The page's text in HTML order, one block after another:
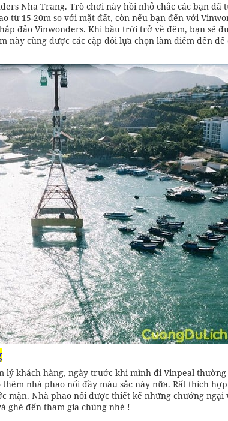
Nha Trang. Trò chơi này hồi nhỏ chắc các bạn đã
từ 15-20m so với mặt đất, còn nếu bạn đến với
đảo Vinwonders. Khi bầu trời trở về đêm, bạn sẽ
này cũng được các cặp đôi lựa chọn làm điểm đến
lý khách hàng, ngày trước khi mình đi Vinpeal thường
nhà phao nổi đầy màu sắc này nữa. Rất thích
mặn. Nhà phao nổi được thiết kế những chướng ngại
ghé đến tham gia chúng nhé !